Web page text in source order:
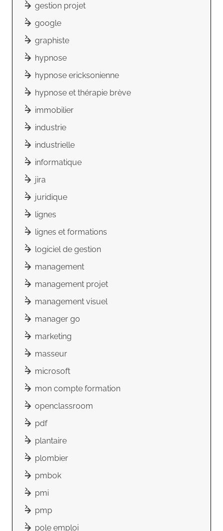
gestion projet
google
graphiste
hypnose
hypnose ericksonienne
hypnose et thérapie brève
immobilier
industrie
industrielle
informatique
jira
juridique
lignes
lignes et formations
logiciel de gestion
management
management projet
management visuel
manager go
marketing
masseur
microsoft
mon compte formation
openclassroom
pdf
plantaire
plombier
pmbok
pmi
pmp
pole emploi